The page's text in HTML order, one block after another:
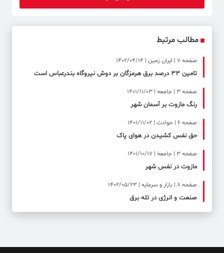
مطالب مرتبط
صفحه ۷ | ایران زمین | 1402/04/14
تامین 33 درصد برق هرمزگان بر دوش نیروگاه بندرعباس است
صفحه ۳ | جامعه | 1401/11/03
رنگ مازوت بر آسمان شهر
صفحه ۶ | حوادث | 1401/11/02
حق نفس کشیدن در هوای پاک
صفحه ۳ | جامعه | 1401/10/17
مازوت در نفس شهر
صفحه ۸ | بازار و سرمایه | 1402/05/23
صنعت و انرژی در تله برق